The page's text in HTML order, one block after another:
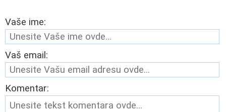
Vaše ime:
Vaš email:
Komentar: